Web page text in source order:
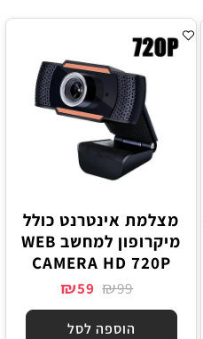
מצלמת אינטרנט כולל
מיקרופון למחשב WEB
CAMERA HD 720P
₪99
₪59
הוספה לסל